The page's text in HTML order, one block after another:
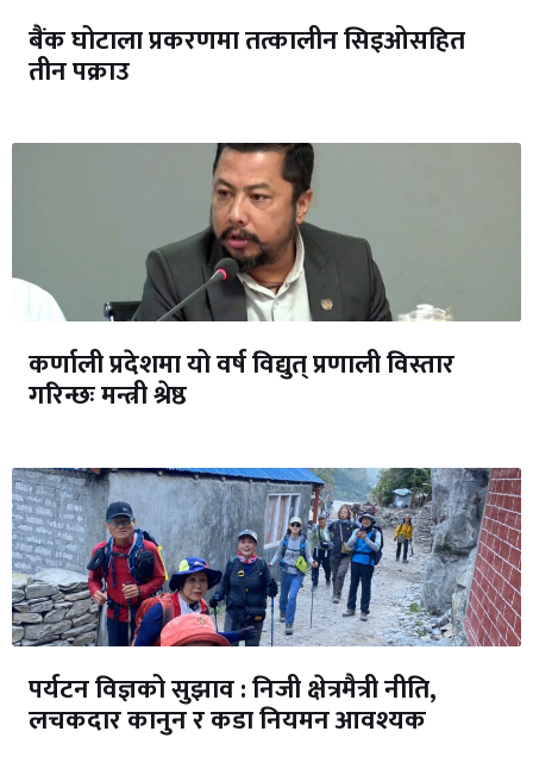
बैंक घोटाला प्रकरणमा तत्कालीन सिइओसहित
तीन पक्राउ
कर्णाली प्रदेशमा यो वर्ष विद्युत् प्रणाली विस्तार
गरिन्छः मन्त्री श्रेष्ठ
पर्यटन विज्ञको सुझाव : निजी क्षेत्रमैत्री नीति,
लचकदार कानुन र कडा नियमन आवश्यक